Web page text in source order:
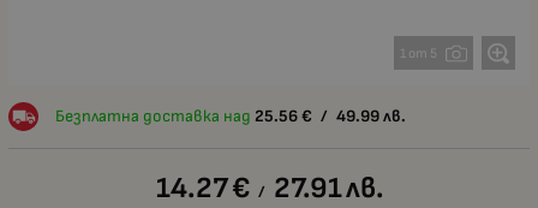
1 от 5
Безплатна доставка над 25.56 € / 49.99 лв.
14.27€ / 27.91лв.